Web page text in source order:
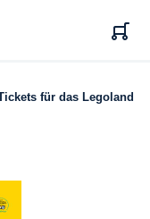
für das Legoland